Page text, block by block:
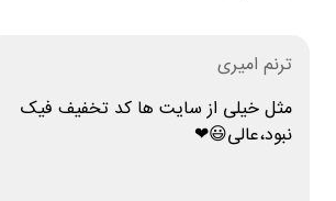
ترنم امیری
مثل خیلی از سایت ها کد تخفیف فیک
نبود،عالی😃❤